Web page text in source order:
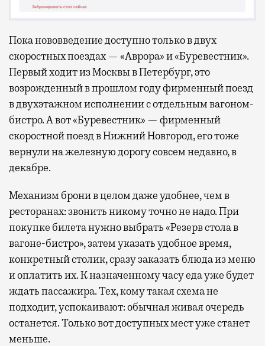
Пока нововведение доступно только в двух
скоростных поездах — «Аврора» и «Буревестник».
Первый ходит из Москвы в Петербург, это
возрожденный в прошлом году фирменный поезд
в двухэтажном исполнении с отдельным вагоном-
бистро. А вот «Буревестник» — фирменный
скоростной поезд в Нижний Новгород, его тоже
вернули на железную дорогу совсем недавно, в
декабре.
Механизм брони в целом даже удобнее, чем в
ресторанах: звонить никому точно не надо. При
покупке билета нужно выбрать «Резерв стола в
вагоне-бистро», затем указать удобное время,
конкретный столик, сразу заказать блюда из меню
и оплатить их. К назначенному часу еда уже будет
ждать пассажира. Тех, кому такая схема не
подходит, успокаивают: обычная живая очередь
останется. Только вот доступных мест уже станет
меньше.